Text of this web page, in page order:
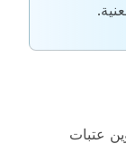
عتبات